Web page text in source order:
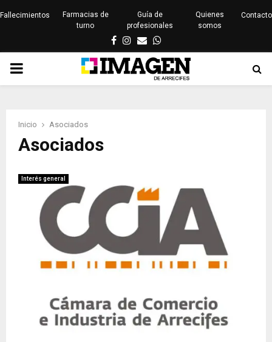
Fallecimientos
Farmacias de
turno
Guía de
profesionales
Quienes
somos
Contacto
Facebook
Instagram
EmailWhatsapp
PRIMARY
Inicio Asociados
Asociados
Interés general